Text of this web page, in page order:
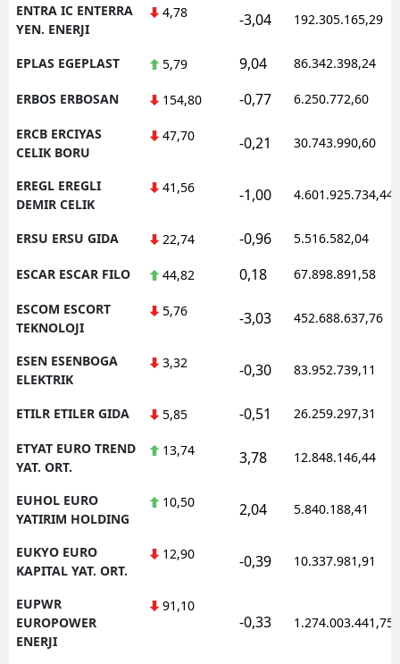
ENTRA IC ENTERRA
YEN. ENERJI
4,78 -3,04 192.305.165,29
EPLAS EGEPLAST 5,79 9,04 86.342.398,24
ERBOS ERBOSAN 154,80 -0,77 6.250.772,60
ERCB ERCIYAS
CELIK BORU
47,70 -0,21 30.743.990,60
EREGL EREGLI
DEMIR CELIK
41,56 -1,00 4.601.925.734,44
ERSU ERSU GIDA 22,74 -0,96 5.516.582,04
ESCAR ESCAR FILO 44,82 0,18 67.898.891,58
ESCOM ESCORT
TEKNOLOJI
5,76 -3,03 452.688.637,76
ESEN ESENBOGA
ELEKTRIK
3,32 -0,30 83.952.739,11
ETILR ETILER GIDA 5,85 -0,51 26.259.297,31
ETYAT EURO TREND
YAT. ORT.
13,74 3,78 12.848.146,44
EUHOL EURO
YATIRIM HOLDING
10,50 2,04 5.840.188,41
EUKYO EURO
KAPITAL YAT. ORT.
12,90 -0,39 10.337.981,91
EUPWR
EUROPOWER
ENERJI
91,10
-0,33 1.274.003.441,75